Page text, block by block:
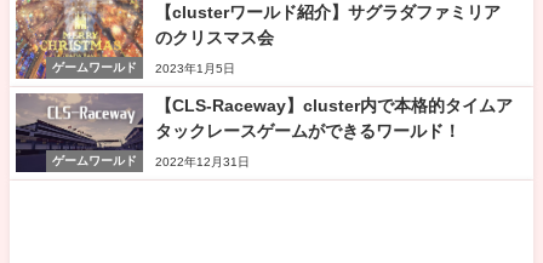
ゲームワールド
【clusterワールド紹介】サグラダファミリア
のクリスマス会
2023年1月5日
ゲームワールド
【CLS-Raceway】cluster内で本格的タイムア
タックレースゲームができるワールド！
2022年12月31日